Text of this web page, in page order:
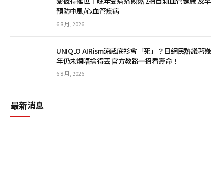
預防中風/心血管疾病
6 8 月, 2026
UNIQLO AIRism涼感底衫會「死」？日網民熱議著幾
年仍未爛唔捨得丟 官方教路一招看壽命！
6 8 月, 2026
最新消息